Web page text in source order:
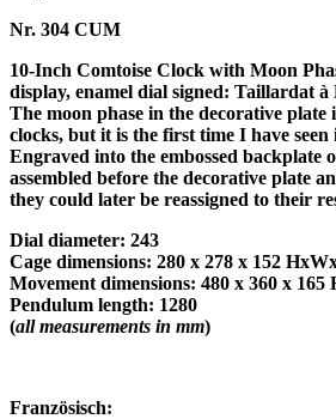
Nr. 304 CUM
10-Inch Comtoise Clock with Moon
display, enamel dial signed: Taillardat
The moon phase in the decorative
clocks, but it is the first time I have
Engraved into the embossed
assembled before the decorative plate
they could later be reassigned to their
Dial diameter: 243
Cage dimensions: 280 x 278 x 152
Movement dimensions: 480 x 360 x 165
Pendulum length: 1280
(all measurements in mm)
Französisch: